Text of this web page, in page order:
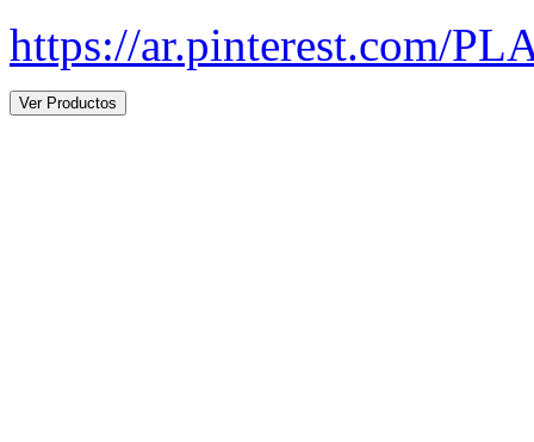
https://ar.pinterest.com/
Ver Productos